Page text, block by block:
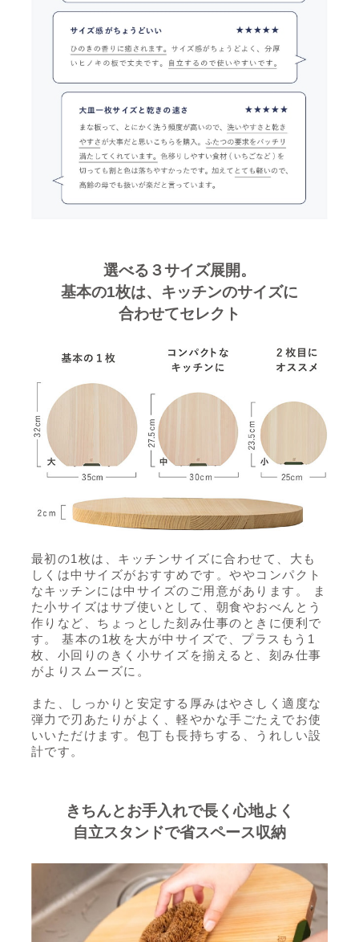
選べる３サイズ展開。
基本の1枚は、キッチンのサイズに
合わせてセレクト
最初の1枚は、キッチンサイズに合わせて、大も
しくは中サイズがおすすめです。ややコンパクト
なキッチンには中サイズのご用意があります。 ま
た小サイズはサブ使いとして、朝食やおべんとう
作りなど、ちょっとした刻み仕事のときに便利で
す。 基本の1枚を大が中サイズで、プラスもう1
枚、小回りのきく小サイズを揃えると、刻み仕事
がよりスムーズに。
また、しっかりと安定する厚みはやさしく適度な
弾力で刃あたりがよく、軽やかな手ごたえでお使
いいただけます。包丁も長持ちする、うれしい設
計です。
きちんとお手入れで長く心地よく
自立スタンドで省スペース収納